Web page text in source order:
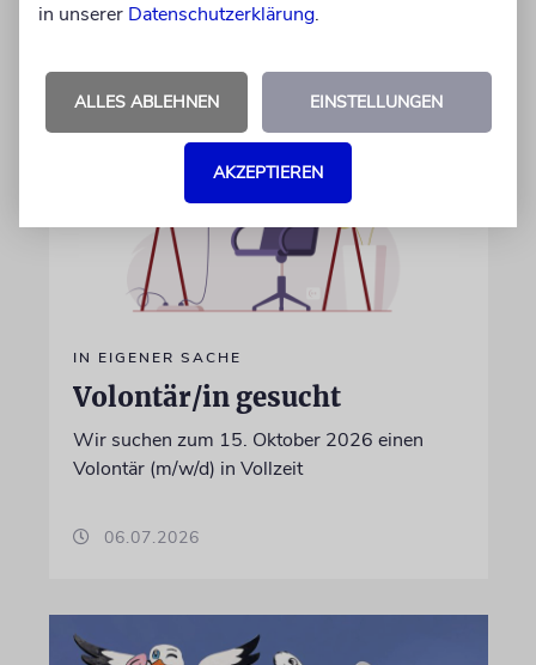
28.07.2026
IN EIGENER SACHE
Volontär/in gesucht
Wir suchen zum 15. Oktober 2026 einen
Volontär (m/w/d) in Vollzeit
06.07.2026
in unserer Datenschutzerklärung.
ALLES ABLEHNEN EINSTELLUNGEN
AKZEPTIEREN